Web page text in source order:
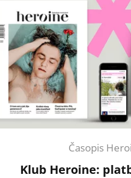
Časopis
Klub Heroine: